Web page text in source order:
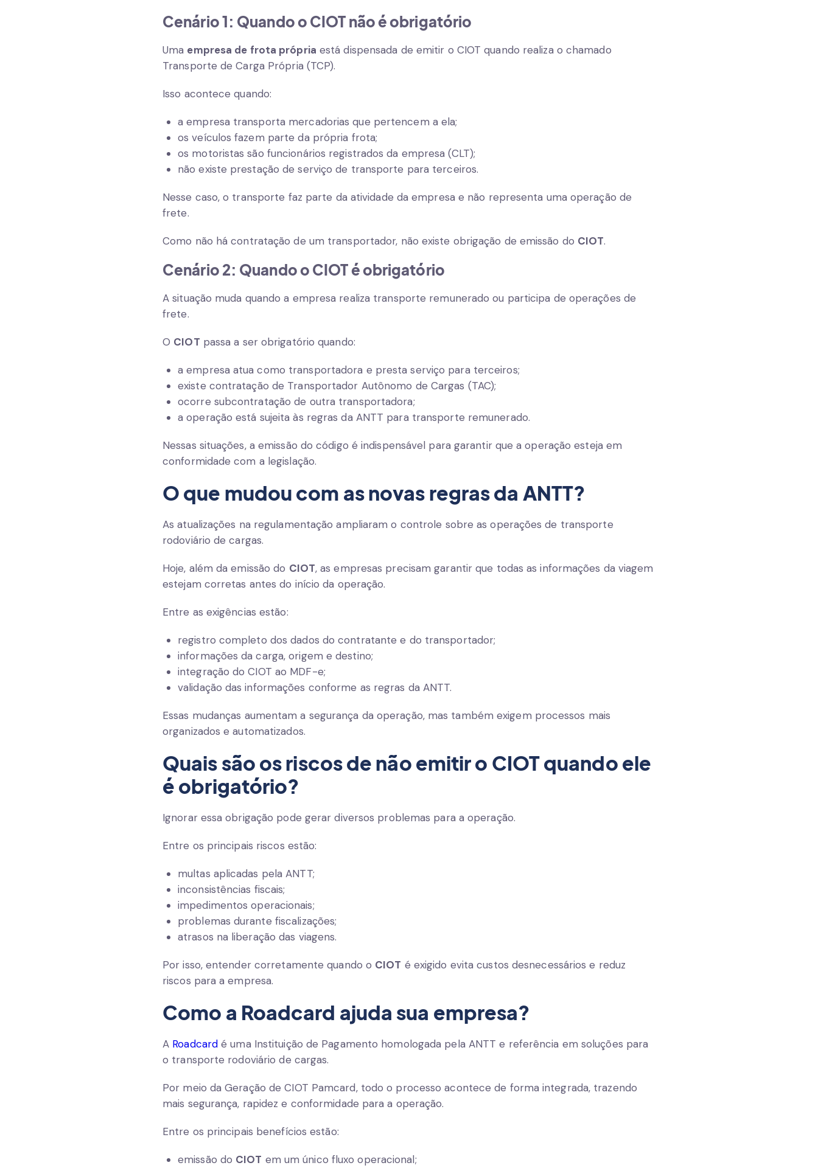
Cenário 1: Quando o CIOT não é obrigatório
Uma empresa de frota própria está dispensada de emitir o CIOT quando realiza o chamado
Transporte de Carga Própria (TCP).
Isso acontece quando:
a empresa transporta mercadorias que pertencem a ela;
os veículos fazem parte da própria frota;
os motoristas são funcionários registrados da empresa (CLT);
não existe prestação de serviço de transporte para terceiros.
Nesse caso, o transporte faz parte da atividade da empresa e não representa uma operação de
frete.
Como não há contratação de um transportador, não existe obrigação de emissão do CIOT.
Cenário 2: Quando o CIOT é obrigatório
A situação muda quando a empresa realiza transporte remunerado ou participa de operações de
frete.
O CIOT passa a ser obrigatório quando:
a empresa atua como transportadora e presta serviço para terceiros;
existe contratação de Transportador Autônomo de Cargas (TAC);
ocorre subcontratação de outra transportadora;
a operação está sujeita às regras da ANTT para transporte remunerado.
Nessas situações, a emissão do código é indispensável para garantir que a operação esteja em
conformidade com a legislação.
O que mudou com as novas regras da ANTT?
As atualizações na regulamentação ampliaram o controle sobre as operações de transporte
rodoviário de cargas.
Hoje, além da emissão do CIOT, as empresas precisam garantir que todas as informações da viagem
estejam corretas antes do início da operação.
Entre as exigências estão:
registro completo dos dados do contratante e do transportador;
informações da carga, origem e destino;
integração do CIOT ao MDF-e;
validação das informações conforme as regras da ANTT.
Essas mudanças aumentam a segurança da operação, mas também exigem processos mais
organizados e automatizados.
Quais são os riscos de não emitir o CIOT quando ele
é obrigatório?
Ignorar essa obrigação pode gerar diversos problemas para a operação.
Entre os principais riscos estão:
multas aplicadas pela ANTT;
inconsistências fiscais;
impedimentos operacionais;
problemas durante fiscalizações;
atrasos na liberação das viagens.
Por isso, entender corretamente quando o CIOT é exigido evita custos desnecessários e reduz
riscos para a empresa.
Como a Roadcard ajuda sua empresa?
A Roadcard é uma Instituição de Pagamento homologada pela ANTT e referência em soluções para
o transporte rodoviário de cargas.
Por meio da Geração de CIOT Pamcard, todo o processo acontece de forma integrada, trazendo
mais segurança, rapidez e conformidade para a operação.
Entre os principais benefícios estão:
emissão do CIOT em um único fluxo operacional;